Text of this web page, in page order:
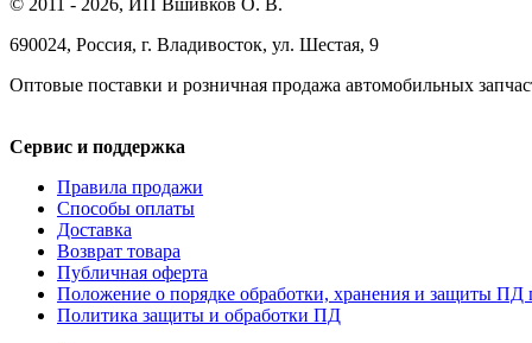
© 2011 - 2026, ИП Вшивков О. В.
690024, Россия, г. Владивосток, ул. Шестая, 9
Оптовые поставки и розничная продажа автомобильных
Сервис и поддержка
Правила продажи
Способы оплаты
Доставка
Возврат товара
Публичная оферта
Положение о порядке обработки, хранения и защиты ПД
Политика защиты и обработки ПД